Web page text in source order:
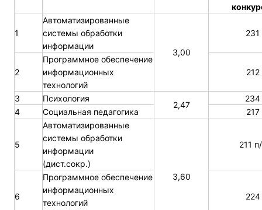
1
Автоматизированные
системы обработки
информации
3,00
231
2
Программное обеспечение
информационных
технологий
212
3 Психология
2,47
234
4
Социальная педагогика 217
5
Автоматизированные
системы обработки
информации
(дист.сокр.)
3,60
211
6
Программное обеспечение
информационных
технологий
224